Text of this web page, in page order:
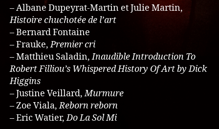
– Albane Dupeyrat-Martin et Julie Martin,
Histoire chuchotée de l’art
– Bernard Fontaine
– Frauke,Premier cri
– Matthieu Saladin,Inaudible Introduction To
Robert Filliou’s Whispered History Of Art by Dick
Higgins
– Justine Veillard,Murmure
– Zoe Viala,Reborn reborn
– Eric Watier,Do La Sol Mi